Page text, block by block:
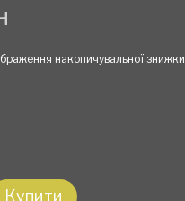
накопичувальної знижки
Купити